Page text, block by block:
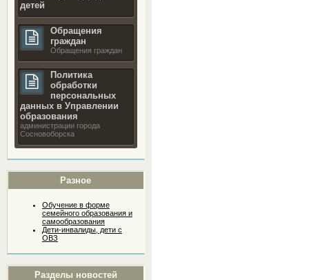
детей
Обращения
граждан
Обращения граждан
Политика
обработки
персональных
данных в Управлении
образования
администрации города
Сосновоборска
Разное
Обучение в форме
семейного образования и
самообразования
Дети-инвалиды, дети с
ОВЗ
Разделы новостей